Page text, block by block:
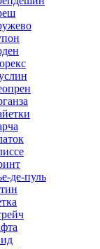
де-пуль